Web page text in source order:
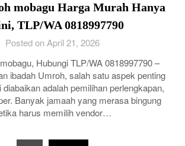
mobagu Harga Murah Hanya
TLP/WA 0818997790
Posted on April 21, 2026
Hubungi TLP/WA 0818997790 –
ibadah Umroh, salah satu aspek penting
adalah pemilihan perlengkapan,
Banyak jamaah yang merasa bingung
harus memilih vendor…